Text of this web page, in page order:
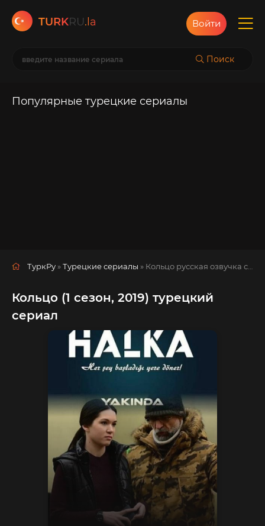
TURKRU.la
Поиск
Войти
Популярные турецкие сериалы
ТуркРу »Турецкие сериалы » Кольцо русская озвучка смотреть полностью онлайн!
Кольцо (1 сезон, 2019) турецкий
сериал